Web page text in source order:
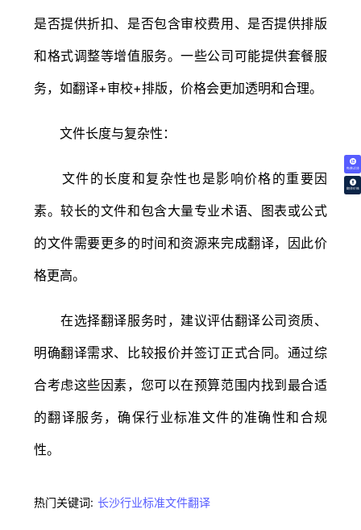
免费试译
翻译价格
是否提供折扣、是否包含审校费用、是否提供排版
和格式调整等增值服务。一些公司可能提供套餐服
务，如翻译+审校+排版，价格会更加透明和合理。
文件长度与复杂性：
文件的长度和复杂性也是影响价格的重要因
素。较长的文件和包含大量专业术语、图表或公式
的文件需要更多的时间和资源来完成翻译，因此价
格更高。
在选择翻译服务时，建议评估翻译公司资质、
明确翻译需求、比较报价并签订正式合同。通过综
合考虑这些因素，您可以在预算范围内找到最合适
的翻译服务，确保行业标准文件的准确性和合规
性。
热门关键词: 长沙行业标准文件翻译